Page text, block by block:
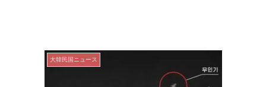
大韓民国ニュース